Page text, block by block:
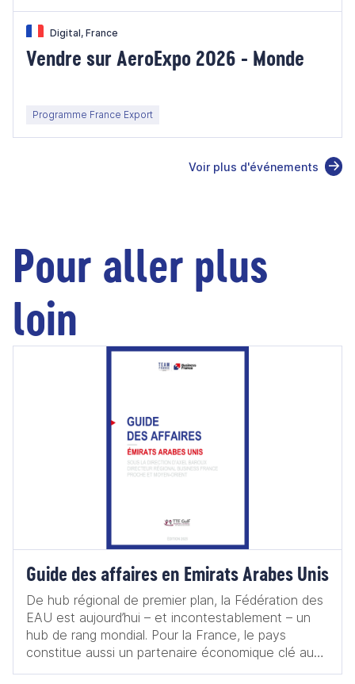
Digital, France
Vendre sur AeroExpo 2026 - Monde
Programme France Export
Voir plus d'événements
Pour aller plus
loin
Guide des affaires en Emirats Arabes Unis
De hub régional de premier plan, la Fédération des
EAU est aujourd’hui – et incontestablement – un
hub de rang mondial. Pour la France, le pays
constitue aussi un partenaire économique clé au
Moyen-Orient : premier destinataire de nos